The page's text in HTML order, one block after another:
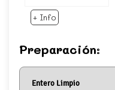
+ Info
Preparación: